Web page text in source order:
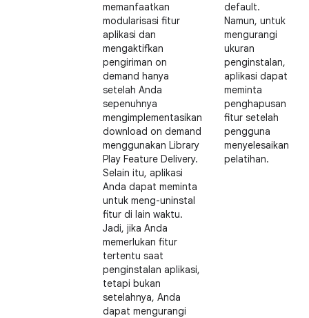
memanfaatkan
modularisasi fitur
aplikasi dan
mengaktifkan
pengiriman on
demand hanya
setelah Anda
sepenuhnya
mengimplementasikan
download on demand
menggunakan Library
Play Feature Delivery.
Selain itu, aplikasi
Anda dapat meminta
untuk meng-uninstal
fitur di lain waktu.
Jadi, jika Anda
memerlukan fitur
tertentu saat
penginstalan aplikasi,
tetapi bukan
setelahnya, Anda
dapat mengurangi
default.
Namun, untuk
mengurangi
ukuran
penginstalan,
aplikasi dapat
meminta
penghapusan
fitur setelah
pengguna
menyelesaikan
pelatihan.